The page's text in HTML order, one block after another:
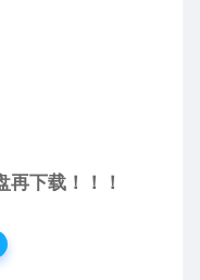
下载！！！